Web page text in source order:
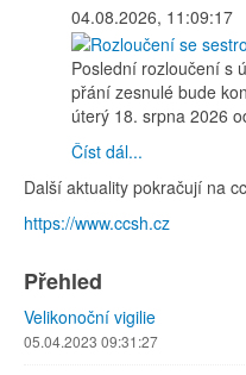
04.08.2026, 11:09:17
Poslední rozloučení s
přání zesnulé bude
úterý 18. srpna 2026
Číst dál...
Další aktuality pokračují na
https://www.ccsh.cz
Přehled
Velikonoční vigilie
05.04.2023 09:31:27